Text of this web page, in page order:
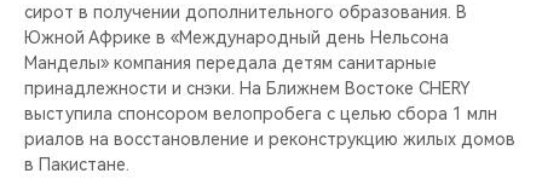
сирот в получении дополнительного образования. В
Южной Африке в «Международный день Нельсона
Манделы» компания передала детям санитарные
принадлежности и снэки. На Ближнем Востоке CHERY
выступила спонсором велопробега с целью сбора 1 млн
риалов на восстановление и реконструкцию жилых домов
в Пакистане.